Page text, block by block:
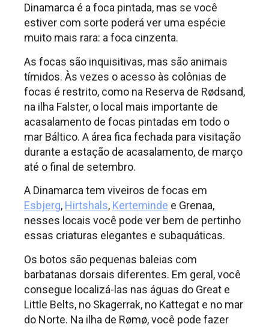
Dinamarca é a foca pintada, mas se você
estiver com sorte poderá ver uma espécie
muito mais rara: a foca cinzenta.
As focas são inquisitivas, mas são animais
tímidos. Às vezes o acesso às colônias de
focas é restrito, como na Reserva de Rødsand,
na ilha Falster, o local mais importante de
acasalamento de focas pintadas em todo o
mar Báltico. A área fica fechada para visitação
durante a estação de acasalamento, de março
até o final de setembro.
A Dinamarca tem viveiros de focas em
Esbjerg, Hirtshals, Kerteminde e Grenaa,
nesses locais você pode ver bem de pertinho
essas criaturas elegantes e subaquáticas.
Os botos são pequenas baleias com
barbatanas dorsais diferentes. Em geral, você
consegue localizá-las nas águas do Great e
Little Belts, no Skagerrak, no Kattegat e no mar
do Norte. Na ilha de Rømø, você pode fazer